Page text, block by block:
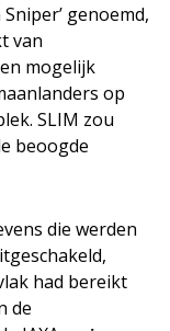
genoemd,
van
mogelijk
op
SLIM zou
beoogde
die werden
had bereikt
de